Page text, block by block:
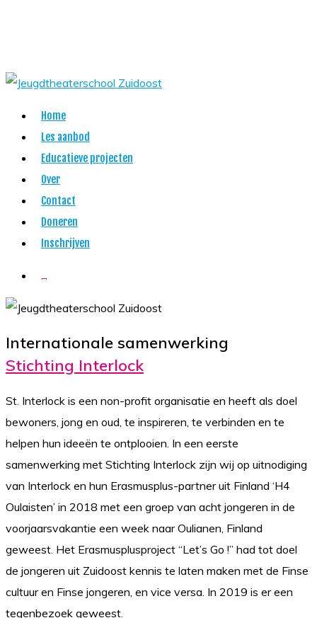
content
Menu
Home
Les aanbod
Educatieve projecten
Over
Contact
Doneren
Inschrijven
Internationale samenwerking
Stichting Interlock
St. Interlock is een non-profit organisatie en heeft als doel
bewoners, jong en oud, te inspireren, te verbinden en te
helpen hun ideeën te ontplooien. In een eerste
samenwerking met Stichting Interlock zijn wij op uitnodiging
van Interlock en hun Erasmusplus-partner uit Finland ‘H4
Oulaisten’ in 2018 met een groep van acht jongeren in de
voorjaarsvakantie een week naar Oulianen, Finland
geweest. Het Erasmusplusproject “Let’s Go !” had tot doel
de jongeren uit Zuidoost kennis te laten maken met de Finse
cultuur en Finse jongeren, en vice versa. In 2019 is er een
tegenbezoek geweest.